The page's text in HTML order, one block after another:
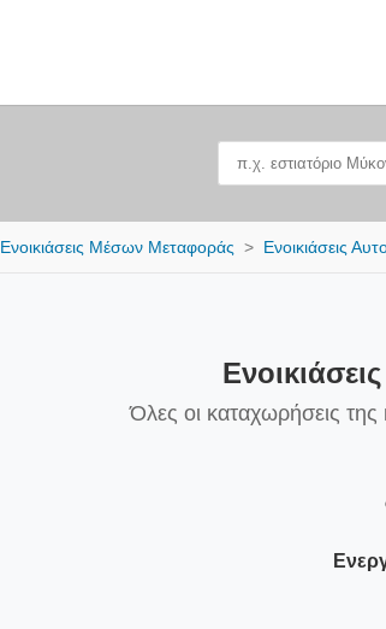
Ενοικιάσεις Μέσων Μεταφοράς Ενοικιάσεις
Όλες οι καταχωρήσεις της